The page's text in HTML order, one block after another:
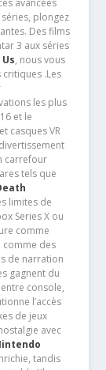
plongez
Des films
3 aux séries
, nous vous
.Les
les plus
et le
casques VR
carrefour
tels que
limites de
Series X ou
comme
comme des
de narration
gagnent du
console,
l’accès
de jeux
avec
tandis